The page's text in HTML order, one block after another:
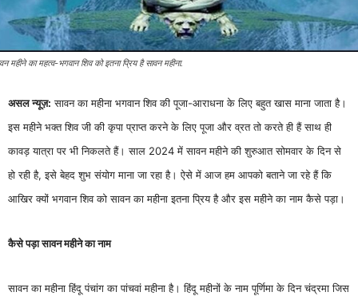
महीने का महत्व-भगवान शिव को इतना प्रिय है सावन महीना.
असल न्यूज़: सावन का महीना भगवान शिव की पूजा-आराधना के लिए बहुत खास माना जाता है।
इस महीने भक्त शिव जी की कृपा प्राप्त करने के लिए पूजा और व्रत तो करते ही हैं साथ ही
कावड़ यात्रा पर भी निकलते हैं। साल 2024 में सावन महीने की शुरुआत सोमवार के दिन से
हो रही है, इसे बेहद शुभ संयोग माना जा रहा है। ऐसे में आज हम आपको बताने जा रहे हैं कि
आखिर क्यों भगवान शिव को सावन का महीना इतना प्रिय है और इस महीने का नाम कैसे पड़ा।
कैसे पड़ा सावन महीने का नाम
सावन का महीना हिंदू पंचांग का पांचवां महीना है। हिंदू महीनों के नाम पूर्णिमा के दिन चंद्रमा जिस